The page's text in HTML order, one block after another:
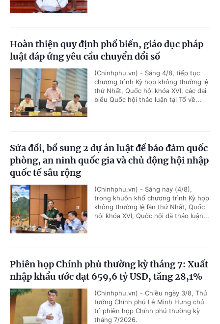
Hoàn thiện quy định phổ biến, giáo dục pháp
luật đáp ứng yêu cầu chuyển đổi số
(Chinhphu.vn) - Sáng 4/8, tiếp tục
chương trình Kỳ họp không thường lệ
thứ Nhất, Quốc hội khóa XVI, các đại
biểu Quốc hội thảo luận tại Tổ về...
Sửa đổi, bổ sung 2 dự án luật để bảo đảm quốc
phòng, an ninh quốc gia và chủ động hội nhập
quốc tế sâu rộng
(Chinhphu.vn) - Sáng nay (4/8),
trong khuôn khổ chương trình Kỳ họp
không thường lệ lần thứ Nhất, Quốc
hội khóa XVI, Quốc hội đã thảo luận...
Phiên họp Chính phủ thường kỳ tháng 7: Xuất
nhập khẩu ước đạt 659,6 tỷ USD, tăng 28,1%
(Chinhphu.vn) - Chiều ngày 3/8, Thủ
tướng Chính phủ Lê Minh Hưng chủ
trì phiên họp Chính phủ thường kỳ
tháng 7/2026.